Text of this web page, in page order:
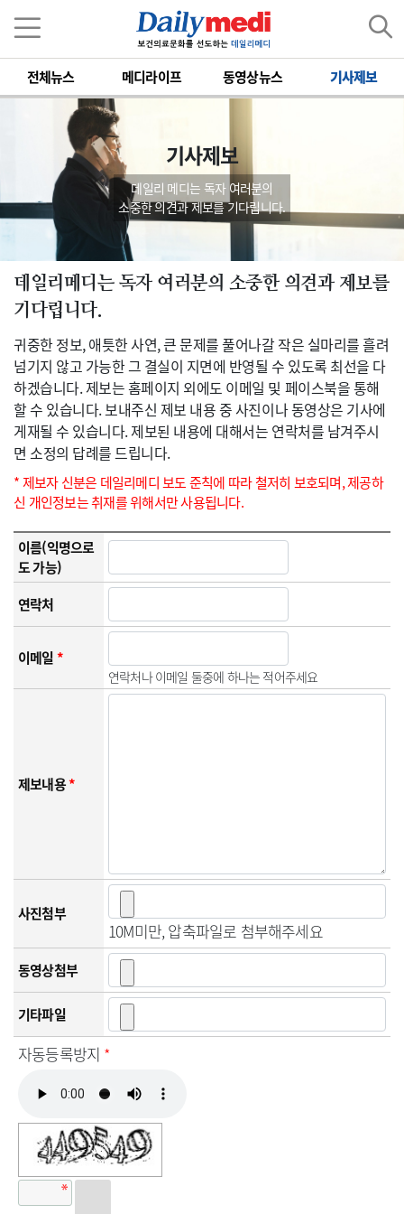
전체뉴스 메디라이프 동영상뉴스 기사제보
기사제보
데일리 메디는 독자 여러분의
소중한 의견과 제보를 기다립니다.
데일리메디는 독자 여러분의 소중한 의견과 제보를
기다립니다.
귀중한 정보, 애틋한 사연, 큰 문제를 풀어나갈 작은 실마리를 흘려
넘기지 않고 가능한 그 결실이 지면에 반영될 수 있도록 최선을 다
하겠습니다. 제보는 홈페이지 외에도 이메일 및 페이스북을 통해
할 수 있습니다. 보내주신 제보 내용 중 사진이나 동영상은 기사에
게재될 수 있습니다. 제보된 내용에 대해서는 연락처를 남겨주시
면 소정의 답례를 드립니다.
* 제보자 신분은 데일리메디 보도 준칙에 따라 철저히 보호되며, 제공하
신 개인정보는 취재를 위해서만 사용됩니다.
이름(익명으로
도 가능)
연락처
이메일*
연락처나 이메일 둘중에 하나는 적어주세요
제보내용*
사진첨부
10M미만, 압축파일로 첨부해주세요
동영상첨부
기타파일
자동등록방지 *